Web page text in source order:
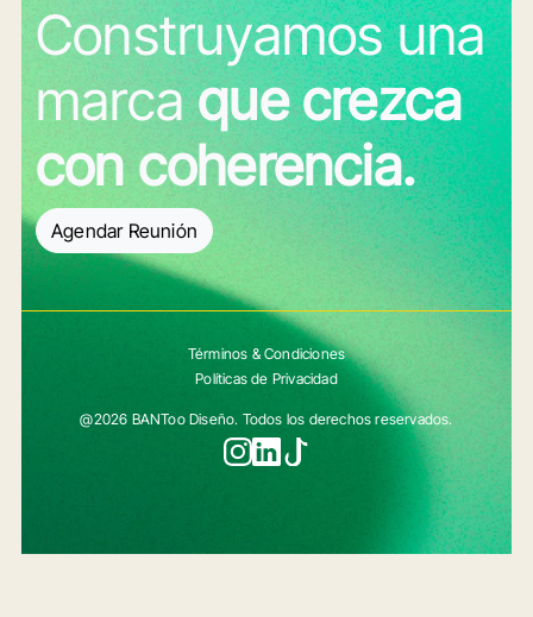
Construyamos una
marcaque crezca
con coherencia.
Agendar Reunión
Términos & Condiciones
Políticas de Privacidad
@2026 BANToo Diseño. Todos los derechos reservados.